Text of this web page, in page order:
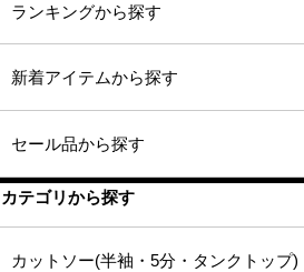
ランキングから探す
新着アイテムから探す
セール品から探す
カテゴリから探す
カットソー(半袖・5分・タンクトップ)